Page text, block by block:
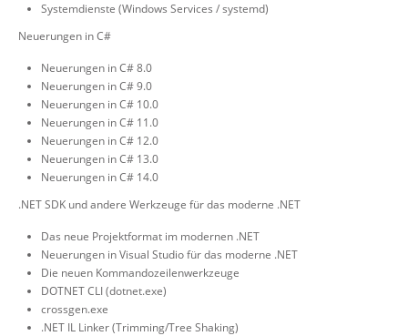
Systemdienste (Windows Services / systemd)
Neuerungen in C#
Neuerungen in C# 8.0
Neuerungen in C# 9.0
Neuerungen in C# 10.0
Neuerungen in C# 11.0
Neuerungen in C# 12.0
Neuerungen in C# 13.0
Neuerungen in C# 14.0
.NET SDK und andere Werkzeuge für das moderne .NET
Das neue Projektformat im modernen .NET
Neuerungen in Visual Studio für das moderne .NET
Die neuen Kommandozeilenwerkzeuge
DOTNET CLI (dotnet.exe)
crossgen.exe
.NET IL Linker (Trimming/Tree Shaking)